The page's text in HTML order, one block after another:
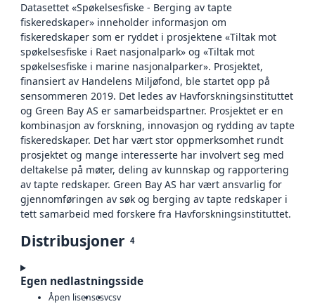
Datasettet «Spøkelsesfiske - Berging av tapte
fiskeredskaper» inneholder informasjon om
fiskeredskaper som er ryddet i prosjektene «Tiltak mot
spøkelsesfiske i Raet nasjonalpark» og «Tiltak mot
spøkelsesfiske i marine nasjonalparker». Prosjektet,
finansiert av Handelens Miljøfond, ble startet opp på
sensommeren 2019. Det ledes av Havforskningsinstituttet
og Green Bay AS er samarbeidspartner. Prosjektet er en
kombinasjon av forskning, innovasjon og rydding av tapte
fiskeredskaper. Det har vært stor oppmerksomhet rundt
prosjektet og mange interesserte har involvert seg med
deltakelse på møter, deling av kunnskap og rapportering
av tapte redskaper. Green Bay AS har vært ansvarlig for
gjennomføringen av søk og berging av tapte redskaper i
tett samarbeid med forskere fra Havforskningsinstituttet.
Distribusjoner 4
Egen nedlastningsside
Åpen lisenscsvcsv